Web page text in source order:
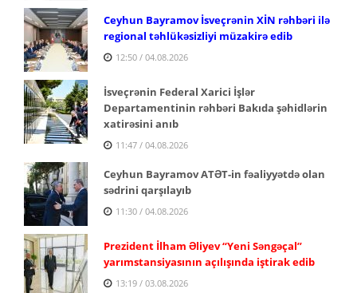
Ceyhun Bayramov İsveçrənin XİN rəhbəri ilə
regional təhlükəsizliyi müzakirə edib
12:50 / 04.08.2026
İsveçrənin Federal Xarici İşlər
Departamentinin rəhbəri Bakıda şəhidlərin
xatirəsini anıb
11:47 / 04.08.2026
Ceyhun Bayramov ATƏT-in fəaliyyətdə olan
sədrini qarşılayıb
11:30 / 04.08.2026
Prezident İlham Əliyev “Yeni Səngəçal”
yarımstansiyasının açılışında iştirak edib
13:19 / 03.08.2026